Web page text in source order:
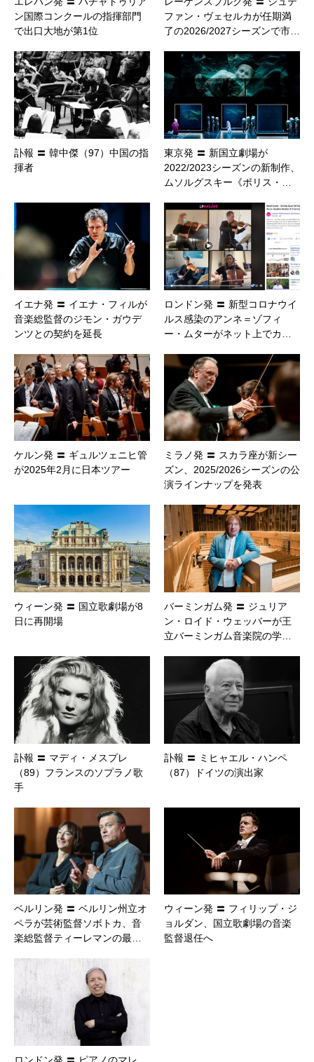
ン国際コンクールの指揮部門
で出口大地が第1位
ファン・ヴェセルカが任期満
了の2026/2027シーズンで市…
訃報 〓 韓中傑（97）中国の指
揮者
東京発 〓 新国立劇場が
2022/2023シーズンの新制作、
ムソルグスキー《ボリス・…
イエナ発 〓 イエナ・フィルが
音楽総監督のジモン・ガウデ
ンツとの契約を延長
ロンドン発 〓 新型コロナウイ
ルス感染のアンネ＝ゾフィ
ー・ムターがネット上でカ…
ケルン発 〓 ギュルツェニヒ管
が2025年2月に日本ツアー
ミラノ発 〓 スカラ座が新シー
ズン、2025/2026シーズンの公
演ラインナップを発表
ウィーン発 〓 国立歌劇場が8
日に再開場
バーミンガム発 〓 ジュリア
ン・ロイド・ウェッバーが王
立バーミンガム音楽院の学…
訃報 〓 マディ・メスプレ
（89）フランスのソプラノ歌
手
訃報 〓 ミヒャエル・ハンペ
（87）ドイツの演出家
ベルリン発 〓 ベルリン州立オ
ペラが芸術監督ソボトカ、音
楽総監督ティーレマンの最…
ウィーン発 〓 フィリップ・ジ
ョルダン、国立歌劇場の音楽
監督退任へ